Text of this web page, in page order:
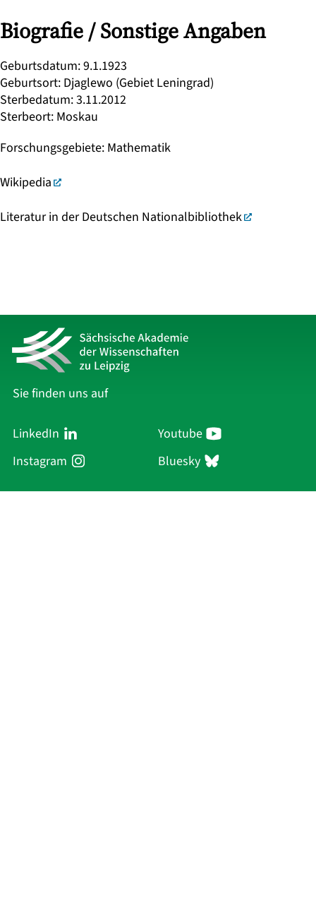
Biografie / Sonstige Angaben
Geburtsdatum:9.1.1923
Geburtsort: Djaglewo (Gebiet Leningrad)
Sterbedatum:3.11.2012
Sterbeort: Moskau
Forschungsgebiete: Mathematik
Wikipedia
Literatur in der Deutschen Nationalbibliothek
Sie finden uns auf
LinkedIn
Youtube
Instagram
Bluesky